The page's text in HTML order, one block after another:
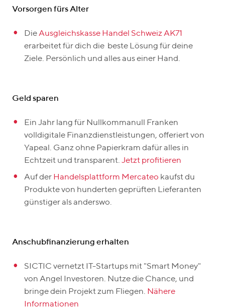
Vorsorgen fürs Alter
DieAusgleichskasse Handel Schweiz AK71
erarbeitet für dich die beste Lösung für deine
Ziele. Persönlich und alles aus einer Hand.
Geld sparen
Ein Jahr lang für Nullkommanull Franken
volldigitale Finanzdienstleistungen, offeriert von
Yapeal. Ganz ohne Papierkram dafür alles in
Echtzeit und transparent. Jetzt profitieren
Auf der Handelsplattform Mercateo kaufst du
Produkte von hunderten geprüften Lieferanten
günstiger als anderswo.
Anschubfinanzierung erhalten
SICTIC vernetzt IT-Startups mit "Smart Money"
von Angel Investoren. Nutze die Chance, und
bringe dein Projekt zum Fliegen. Nähere
Informationen